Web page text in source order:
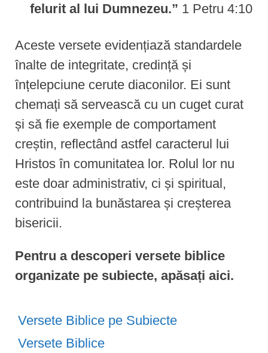
felurit al lui Dumnezeu.” 1 Petru 4:10
Aceste versete evidențiază standardele
înalte de integritate, credință și
înțelepciune cerute diaconilor. Ei sunt
chemați să servească cu un cuget curat
și să fie exemple de comportament
creștin, reflectând astfel caracterul lui
Hristos în comunitatea lor. Rolul lor nu
este doar administrativ, ci și spiritual,
contribuind la bunăstarea și creșterea
bisericii.
Pentru a descoperi versete biblice
organizate pe subiecte, apăsați aici.
Versete Biblice pe Subiecte
Versete Biblice